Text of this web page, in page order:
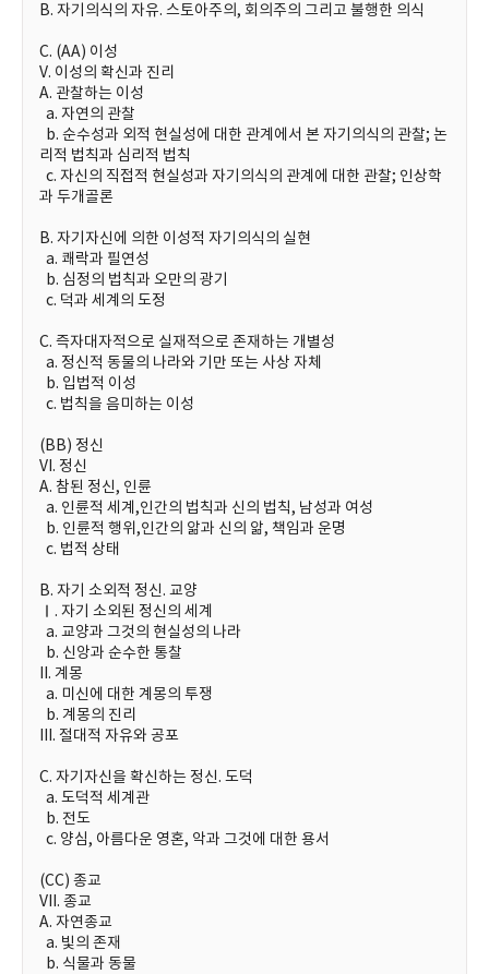
B. 자기의식의 자유. 스토아주의, 회의주의 그리고 불행한 의식
C. (AA) 이성
V. 이성의 확신과 진리
A. 관찰하는 이성
a. 자연의 관찰
b. 순수성과 외적 현실성에 대한 관계에서 본 자기의식의 관찰; 논
리적 법칙과 심리적 법칙
c. 자신의 직접적 현실성과 자기의식의 관계에 대한 관찰; 인상학
과 두개골론
B. 자기자신에 의한 이성적 자기의식의 실현
a. 쾌락과 필연성
b. 심정의 법칙과 오만의 광기
c. 덕과 세계의 도정
C. 즉자대자적으로 실재적으로 존재하는 개별성
a. 정신적 동물의 나라와 기만 또는 사상 자체
b. 입법적 이성
c. 법칙을 음미하는 이성
(BB) 정신
VI. 정신
A. 참된 정신, 인륜
a. 인륜적 세계,인간의 법칙과 신의 법칙, 남성과 여성
b. 인륜적 행위,인간의 앎과 신의 앎, 책임과 운명
c. 법적 상태
B. 자기 소외적 정신. 교양
Ⅰ. 자기 소외된 정신의 세계
a. 교양과 그것의 현실성의 나라
b. 신앙과 순수한 통찰
II. 계몽
a. 미신에 대한 계몽의 투쟁
b. 계몽의 진리
III. 절대적 자유와 공포
C. 자기자신을 확신하는 정신. 도덕
a. 도덕적 세계관
b. 전도
c. 양심, 아름다운 영혼, 악과 그것에 대한 용서
(CC) 종교
VII. 종교
A. 자연종교
a. 빛의 존재
b. 식물과 동물